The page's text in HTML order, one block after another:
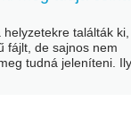
találták
fájlt, de sajnos nem
tudná jeleníteni.